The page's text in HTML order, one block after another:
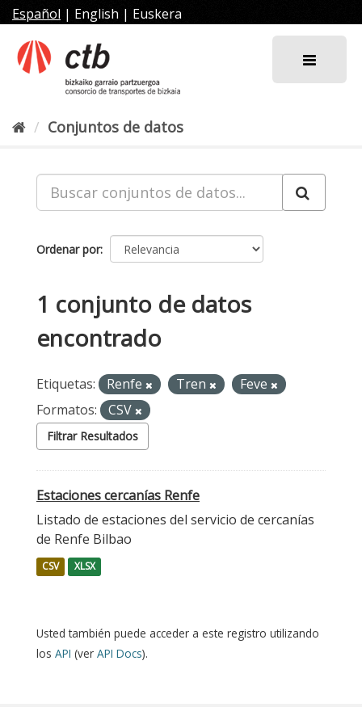
al
contenido
Español | English | Euskera
Conjuntos de datos
Ordenar por
1 conjunto de datos
encontrado
Etiquetas: Renfe Tren
Feve
Formatos:
CSV
Filtrar Resultados
Estaciones cercanías Renfe
Listado de estaciones del servicio de cercanías
de Renfe Bilbao
CSV XLSX
Usted también puede acceder a este registro utilizando
los API (ver API Docs).